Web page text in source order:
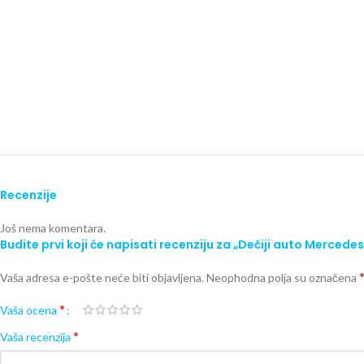
Recenzije
Još nema komentara.
Budite prvi koji će napisati recenziju za „Dečiji auto Mercedes
Vaša adresa e-pošte neće biti objavljena. Neophodna polja su označena *
Vaša ocena *
Vaša recenzija *